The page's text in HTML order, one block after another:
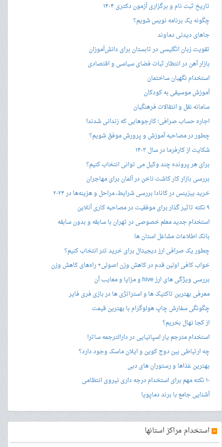
تاریخ ثبت نام و برگزاری آزمون دکتری ۱۴۰۴
چگونه یک برنامه نویس شویم؟
جاهای دیدنی دماوند
تقویت زبان انگلیسی در تابستان برای دانش‌آموزان
بازار آهن در انتظار ثبات فضای سیاسی و اقتصادی
استخدام نگهبان ساختمان
آموزش موسیقی به کودکان
سامانه نقل و انتقالات فرهنگیان
اجاره حساب صرافی؛ کارجوهایی که زندانی شدند!
چطور در مصاحبه‌ آموزش و پرورش موفق شویم؟
شکایت از کارفرما در سال ۱۴۰۳
برای هر پرونده چند وکیل می توانی انتخاب کنیم؟
بررسی بازار کار کاشت ناخن در آلمان برای مهاجران
خرید بیزینس در کانادا بررسی شرایط، مراحل و هزینه‌ها در ۲۰۲۴
۹ نکته تاثیر گذار برای موفقیت در مصاحبه کاری آنلاین
استخدام جدید معلم خصوصی در تهران با سابقه و بدون سابقه
بانک اطلاعات مشاغل استان ها
چطور یک صرافی ارز دیجیتال برای خرید تتر انتخاب کنیم؟
خواب کافی اولین قدم در کاهش وزن اصولی+ راه‌های کاهش وزن
بررسی ویژگی های ارز hive و مزایا و معایب آن
معرفی بهترین تاکتیک ها و استراتژی ها در بازی فری فایر
چگونگی سفارش چاپ هولوگرام با بهترین قیمت
از کجا نهال بخریم؟
استخدام مترجم یار اسپانیایی در دارالترجمه ساترا
چه ارتباطی بین دوج کوین و ایلان ماسک وجود دارد؟
بهترین غذاها و رستوران های دبی
۱۰ نکته مهم برای استخدام درجه داری نیروی انتظامی
آشنایی جامع با برند دماپویا
» استخدام مراکز استانها